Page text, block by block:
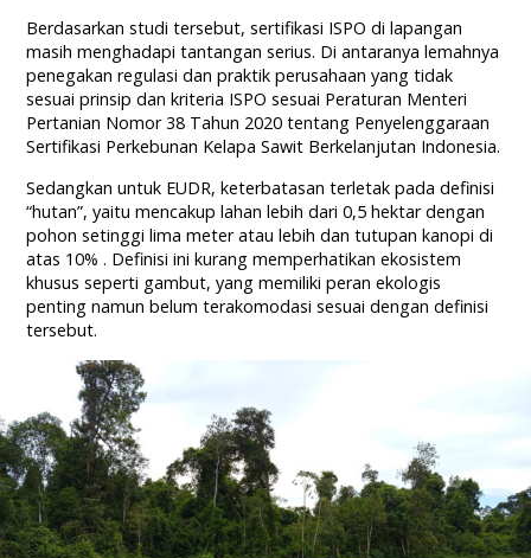
Berdasarkan studi tersebut, sertifikasi ISPO di lapangan
masih menghadapi tantangan serius. Di antaranya lemahnya
penegakan regulasi dan praktik perusahaan yang tidak
sesuai prinsip dan kriteria ISPO sesuai Peraturan Menteri
Pertanian Nomor 38 Tahun 2020 tentang Penyelenggaraan
Sertifikasi Perkebunan Kelapa Sawit Berkelanjutan Indonesia.
Sedangkan untuk EUDR, keterbatasan terletak pada definisi
“hutan”, yaitu mencakup lahan lebih dari 0,5 hektar dengan
pohon setinggi lima meter atau lebih dan tutupan kanopi di
atas 10% . Definisi ini kurang memperhatikan ekosistem
khusus seperti gambut, yang memiliki peran ekologis
penting namun belum terakomodasi sesuai dengan definisi
tersebut.